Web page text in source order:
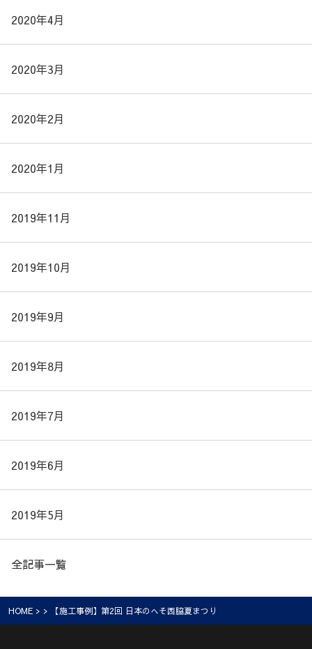
2020年4月
2020年3月
2020年2月
2020年1月
2019年11月
2019年10月
2019年9月
2019年8月
2019年7月
2019年6月
2019年5月
全記事一覧
HOME > > 【施工事例】第2回 日本のへそ西脇夏まつり